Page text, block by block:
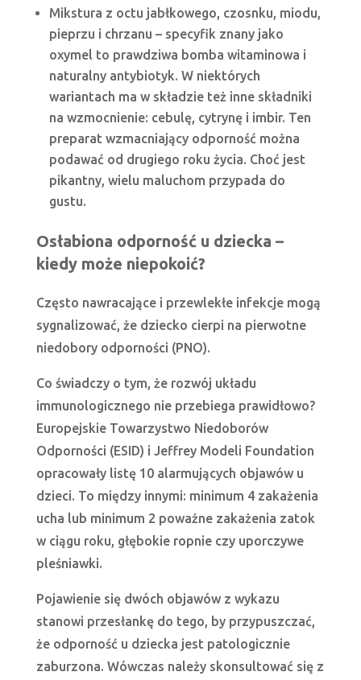
Mikstura z octu jabłkowego, czosnku, miodu,
pieprzu i chrzanu – specyfik znany jako
oxymel to prawdziwa bomba witaminowa i
naturalny antybiotyk. W niektórych
wariantach ma w składzie też inne składniki
na wzmocnienie: cebulę, cytrynę i imbir. Ten
preparat wzmacniający odporność można
podawać od drugiego roku życia. Choć jest
pikantny, wielu maluchom przypada do
gustu.
Osłabiona odporność u dziecka –
kiedy może niepokoić?
Często nawracające i przewlekłe infekcje mogą
sygnalizować, że dziecko cierpi na pierwotne
niedobory odporności (PNO).
Co świadczy o tym, że rozwój układu
immunologicznego nie przebiega prawidłowo?
Europejskie Towarzystwo Niedoborów
Odporności (ESID) i Jeffrey Modeli Foundation
opracowały listę 10 alarmujących objawów u
dzieci. To między innymi: minimum 4 zakażenia
ucha lub minimum 2 poważne zakażenia zatok
w ciągu roku, głębokie ropnie czy uporczywe
pleśniawki.
Pojawienie się dwóch objawów z wykazu
stanowi przesłankę do tego, by przypuszczać,
że odporność u dziecka jest patologicznie
zaburzona. Wówczas należy skonsultować się z